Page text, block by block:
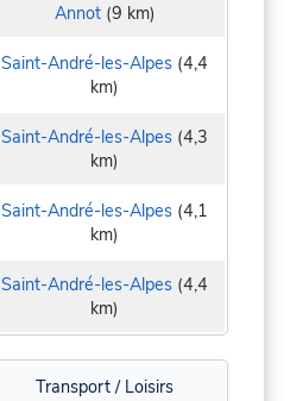
Annot(9 km)
Saint-André-les-Alpes (4,4
km)
Saint-André-les-Alpes (4,3
km)
Saint-André-les-Alpes (4,1
km)
Saint-André-les-Alpes (4,4
km)
Transport / Loisirs